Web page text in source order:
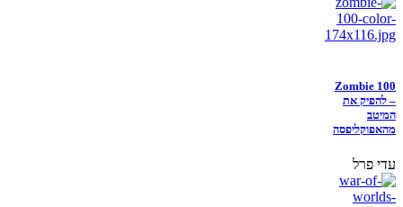
Zombie 100
– להפיק את
המיטב
מהאפוקליפסה
עדי פרל